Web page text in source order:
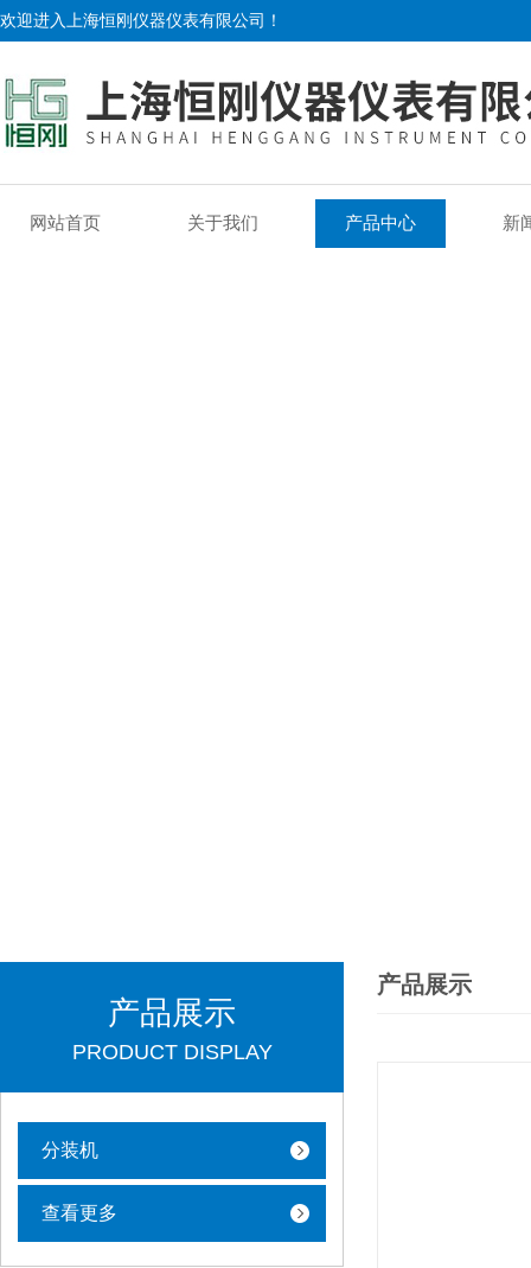
欢迎进入上海恒刚仪器仪表有限公司！
网站首页 关于我们 产品中心 新
产品展示
PRODUCT DISPLAY
分装机
查看更多
产品展示